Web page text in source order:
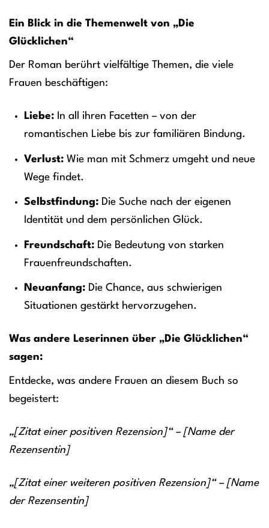
Ein Blick in die Themenwelt von „Die
Glücklichen“
Der Roman berührt vielfältige Themen, die viele
Frauen beschäftigen:
Liebe:In all ihren Facetten – von der
romantischen Liebe bis zur familiären Bindung.
Verlust:Wie man mit Schmerz umgeht und neue
Wege findet.
Selbstfindung:Die Suche nach der eigenen
Identität und dem persönlichen Glück.
Freundschaft:Die Bedeutung von starken
Frauenfreundschaften.
Neuanfang:Die Chance, aus schwierigen
Situationen gestärkt hervorzugehen.
Was andere Leserinnen über „Die Glücklichen“
sagen:
Entdecke, was andere Frauen an diesem Buch so
begeistert:
„[Zitat einer positiven Rezension]“ – [Name der
Rezensentin]
„[Zitat einer weiteren positiven Rezension]“ – [Name
der Rezensentin]